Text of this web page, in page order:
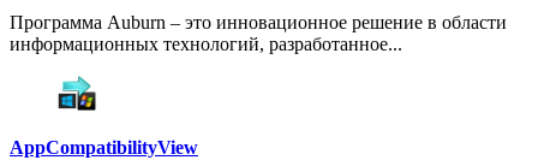
Программа Auburn – это инновационное решение в области
информационных технологий, разработанное...
AppCompatibilityView